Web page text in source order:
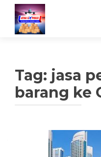
Tag: jasa
barang ke